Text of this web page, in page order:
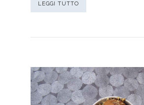
LEGGI TUTTO